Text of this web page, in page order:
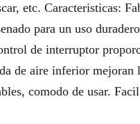
etc. Caracteristicas:
para un uso
de interruptor
de aire inferior
comodo de usar.